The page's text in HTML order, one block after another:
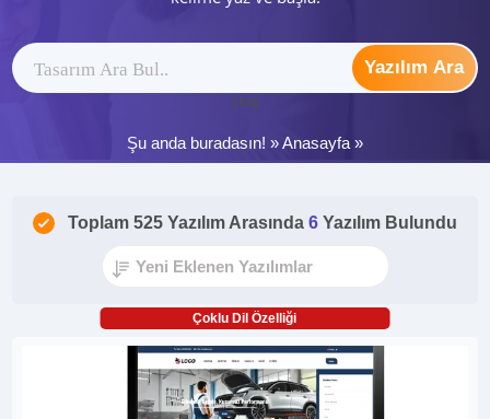
Yazılım Ara
ytag
Şu anda buradasın! »Anasayfa »
Toplam 525 Yazılım Arasında 6 Yazılım Bulundu
Çoklu Dil Özelliği